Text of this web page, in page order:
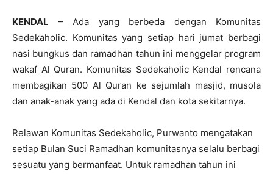
KENDAL – Ada yang berbeda dengan Komunitas
Sedekaholic. Komunitas yang setiap hari jumat berbagi
nasi bungkus dan ramadhan tahun ini menggelar program
wakaf Al Quran. Komunitas Sedekaholic Kendal rencana
membagikan 500 Al Quran ke sejumlah masjid, musola
dan anak-anak yang ada di Kendal dan kota sekitarnya.
Relawan Komunitas Sedekaholic, Purwanto mengatakan
setiap Bulan Suci Ramadhan komunitasnya selalu berbagi
sesuatu yang bermanfaat. Untuk ramadhan tahun ini